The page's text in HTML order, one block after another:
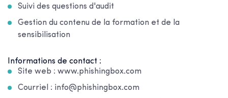
Suivi des questions d'audit
Gestion du contenu de la formation et de la
sensibilisation
Informations de contact :
Site web : www.phishingbox.com
Courriel : info@phishingbox.com